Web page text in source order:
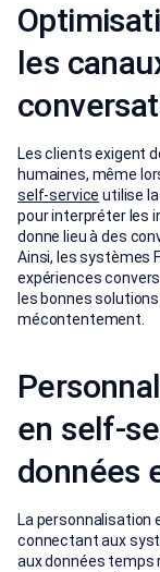
les
Les clients exigent
humaines, même
self-service utilise
pour interpréter les
donne lieu à des
Ainsi, les systèmes
expériences
les bonnes
mécontentement.
en
données
La personnalisation
connectant aux
aux données temps